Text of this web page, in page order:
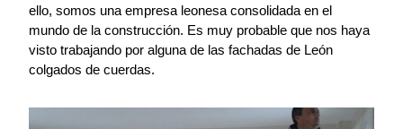
ello, somos una empresa leonesa consolidada en el
mundo de la construcción. Es muy probable que nos haya
visto trabajando por alguna de las fachadas de León
colgados de cuerdas.